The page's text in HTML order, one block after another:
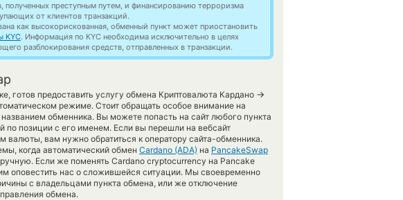
полученных преступным путем, и финансированию терроризма
от клиентов транзакций.
как высокорискованная, обменный пункт может приостановить
KYC. Информация по KYC необходима исключительно в целях
разблокирования средств, отправленных в транзакции.
готов предоставить услугу обмена Криптовалюта Кардано →
режиме. Стоит обращать особое внимание на
обменника. Вы можете попасть на сайт любого пункта
позиции с его именем. Если вы перешли на вебсайт
вам нужно обратиться к оператору сайта-обменника.
когда автоматический обмен Cardano (ADA) на PancakeSwap
Если же поменять Cardano cryptocurrency на Pancake
оповестить нас о сложившейся ситуации. Мы своевременно
с владельцами пункта обмена, или же отключение
обмена.